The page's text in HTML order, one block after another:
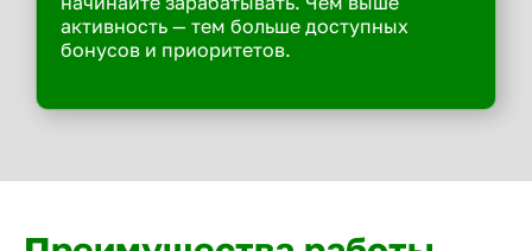
активность — тем больше доступных
бонусов и приоритетов.